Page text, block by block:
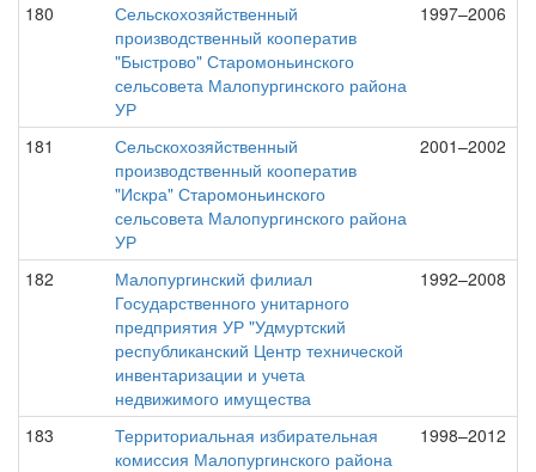
180
Сельскохозяйственный
производственный кооператив
"Быстрово" Старомоньинского
сельсовета Малопургинского района
УР
1997–2006
181
Сельскохозяйственный
производственный кооператив
"Искра" Старомоньинского
сельсовета Малопургинского района
УР
2001–2002
182
Малопургинский филиал
Государственного унитарного
предприятия УР "Удмуртский
республиканский Центр технической
инвентаризации и учета
недвижимого имущества
1992–2008
183
Территориальная избирательная
комиссия Малопургинского района
1998–2012